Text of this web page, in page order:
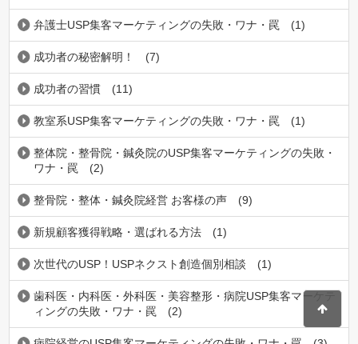
弁護士USP集客マーケティングの失敗・ワナ・罠 (1)
成功者の秘密解明！ (7)
成功者の習慣 (11)
教室系USP集客マーケティングの失敗・ワナ・罠 (1)
整体院・整骨院・鍼灸院のUSP集客マーケティングの失敗・
ワナ・罠
(2)
整骨院・整体・鍼灸院経営 お客様の声 (9)
新規顧客獲得戦略・選ばれる方法 (1)
次世代のUSP！USPネクスト創造個別相談 (1)
歯科医・内科医・外科医・美容整形・病院USP集客マーケテ
ィングの失敗・ワナ・罠
(2)